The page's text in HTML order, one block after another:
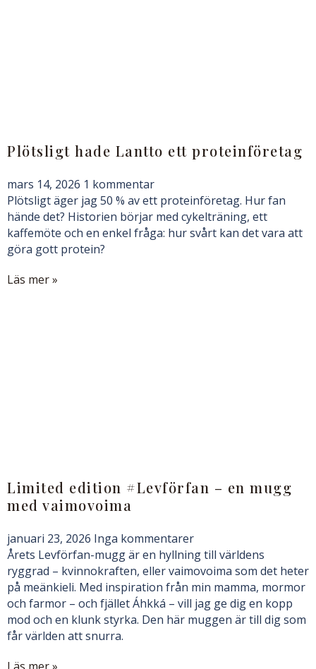
Plötsligt hade Lantto ett proteinföretag
mars 14, 2026 1 kommentar
Plötsligt äger jag 50 % av ett proteinföretag. Hur fan
hände det? Historien börjar med cykelträning, ett
kaffemöte och en enkel fråga: hur svårt kan det vara att
göra gott protein?
Läs mer »
Limited edition #Levförfan – en mugg
med vaimovoima
januari 23, 2026 Inga kommentarer
Årets Levförfan-mugg är en hyllning till världens
ryggrad – kvinnokraften, eller vaimovoima som det heter
på meänkieli. Med inspiration från min mamma, mormor
och farmor – och fjället Áhkká – vill jag ge dig en kopp
mod och en klunk styrka. Den här muggen är till dig som
får världen att snurra.